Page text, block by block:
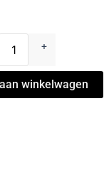
+
winkelwagen